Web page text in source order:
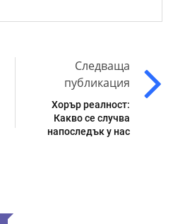
Следваща
публикация
Хорър реалност:
Какво се случва
напоследък у нас